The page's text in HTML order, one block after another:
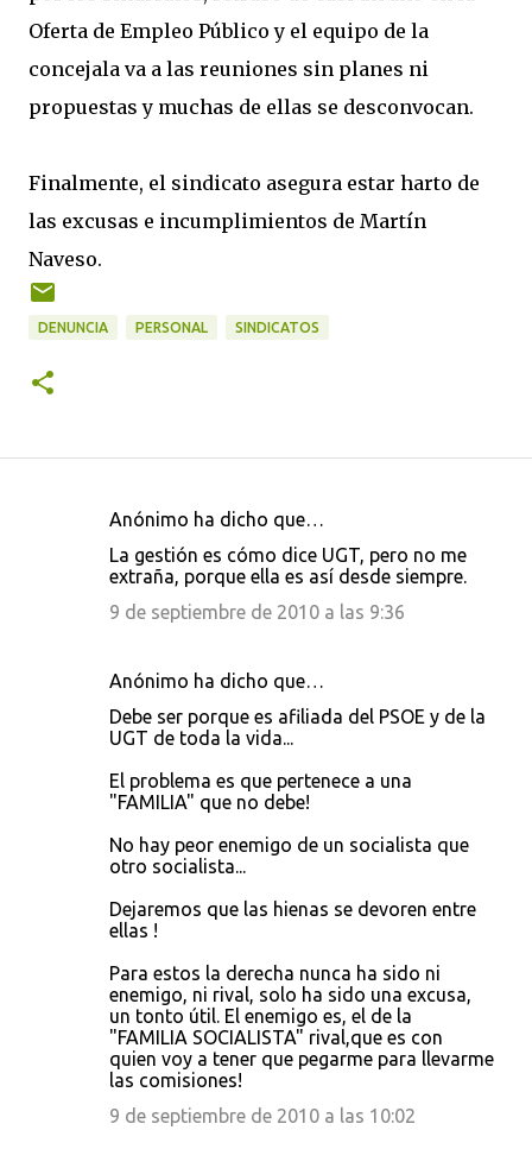
Oferta de Empleo Público y el equipo de la
concejala va a las reuniones sin planes ni
propuestas y muchas de ellas se desconvocan.
Finalmente, el sindicato asegura estar harto de
las excusas e incumplimientos de Martín
Naveso.
DENUNCIA PERSONAL SINDICATOS
Anónimo ha dicho que…
La gestión es cómo dice UGT, pero no me
extraña, porque ella es así desde siempre.
9 de septiembre de 2010 a las 9:36
Anónimo ha dicho que…
Debe ser porque es afiliada del PSOE y de la
UGT de toda la vida...
El problema es que pertenece a una
"FAMILIA" que no debe!
No hay peor enemigo de un socialista que
otro socialista...
Dejaremos que las hienas se devoren entre
ellas !
Para estos la derecha nunca ha sido ni
enemigo, ni rival, solo ha sido una excusa,
un tonto útil. El enemigo es, el de la
"FAMILIA SOCIALISTA" rival,que es con
quien voy a tener que pegarme para llevarme
las comisiones!
9 de septiembre de 2010 a las 10:02